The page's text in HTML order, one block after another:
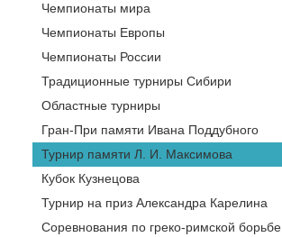
Чемпионаты мира
Чемпионаты Европы
Чемпионаты России
Традиционные турниры Сибири
Областные турниры
Гран-При памяти Ивана Поддубного
Турнир памяти Л. И. Максимова
Кубок Кузнецова
Турнир на приз Александра Карелина
Соревнования по греко-римской борьбе